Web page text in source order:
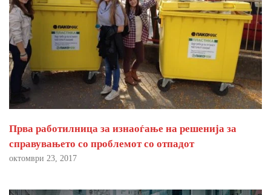
Прва работилница за изнаоѓање на решенија за
справувањето со проблемот со отпадот
октомври 23, 2017